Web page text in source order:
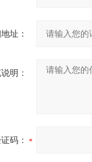
址：
明：
码：